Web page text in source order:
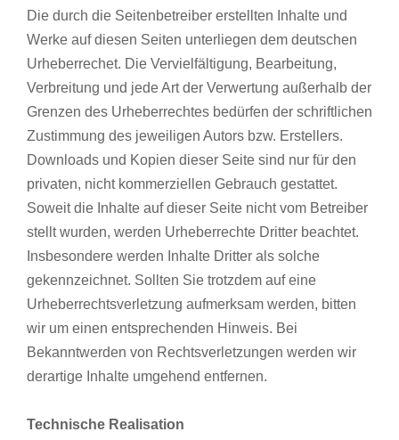
Die durch die Seitenbetreiber erstellten Inhalte und
Werke auf diesen Seiten unterliegen dem deutschen
Urheberrechet. Die Vervielfältigung, Bearbeitung,
Verbreitung und jede Art der Verwertung außerhalb der
Grenzen des Urheberrechtes bedürfen der schriftlichen
Zustimmung des jeweiligen Autors bzw. Erstellers.
Downloads und Kopien dieser Seite sind nur für den
privaten, nicht kommerziellen Gebrauch gestattet.
Soweit die Inhalte auf dieser Seite nicht vom Betreiber
stellt wurden, werden Urheberrechte Dritter beachtet.
Insbesondere werden Inhalte Dritter als solche
gekennzeichnet. Sollten Sie trotzdem auf eine
Urheberrechtsverletzung aufmerksam werden, bitten
wir um einen entsprechenden Hinweis. Bei
Bekanntwerden von Rechtsverletzungen werden wir
derartige Inhalte umgehend entfernen.
Technische Realisation